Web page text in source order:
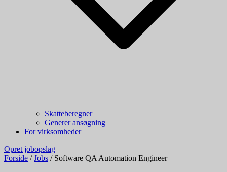
Skatteberegner
Generer ansøgning
For virksomheder
Opret jobopslag
Forside / Jobs / Software QA Automation Engineer